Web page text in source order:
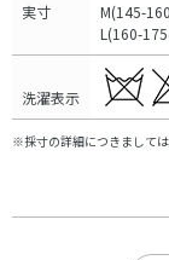
実寸
M(145-
L(160-
洗濯表示
※採寸の詳細につきましては